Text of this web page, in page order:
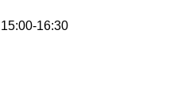
16:30